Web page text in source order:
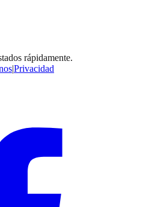
rápidamente.
|Privacidad